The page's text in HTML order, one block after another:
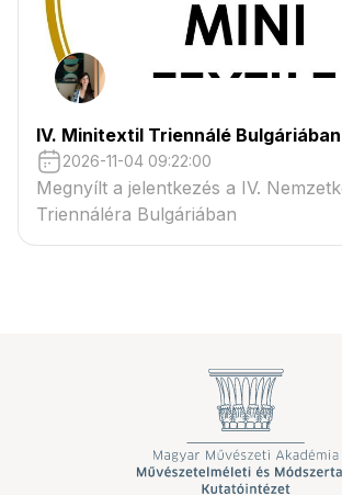
IV. Minitextil Triennálé Bulgáriában
2026-11-04 09:22:00
Megnyílt a jelentkezés a IV.
Triennáléra Bulgáriában